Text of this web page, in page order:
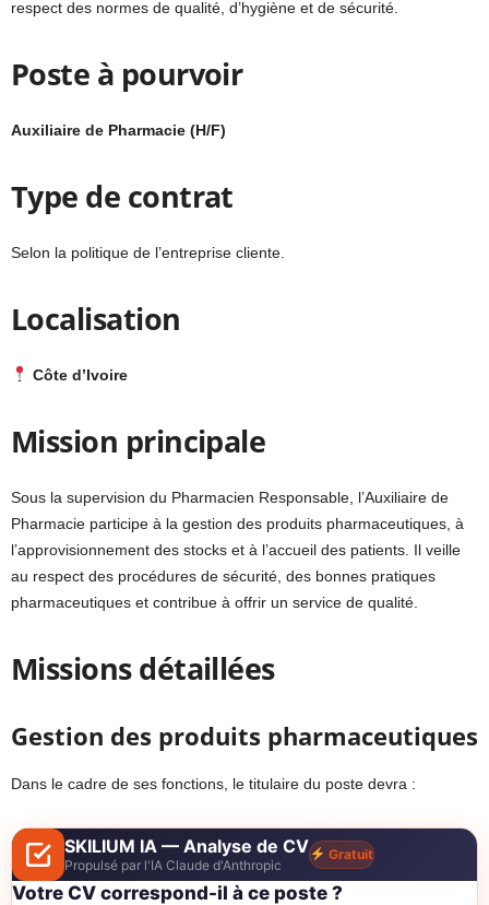
respect des normes de qualité, d’hygiène et de sécurité.
Poste à pourvoir
Auxiliaire de Pharmacie (H/F)
Type de contrat
Selon la politique de l’entreprise cliente.
Localisation
Côte d’Ivoire
Mission principale
Sous la supervision du Pharmacien Responsable, l’Auxiliaire de
Pharmacie participe à la gestion des produits pharmaceutiques, à
l’approvisionnement des stocks et à l’accueil des patients. Il veille
au respect des procédures de sécurité, des bonnes pratiques
pharmaceutiques et contribue à offrir un service de qualité.
Missions détaillées
Gestion des produits pharmaceutiques
Dans le cadre de ses fonctions, le titulaire du poste devra :
SKILIUM IA — Analyse de CV
Propulsé par l'IA Claude d'Anthropic
Gratuit
Votre CV correspond-il à ce poste ?